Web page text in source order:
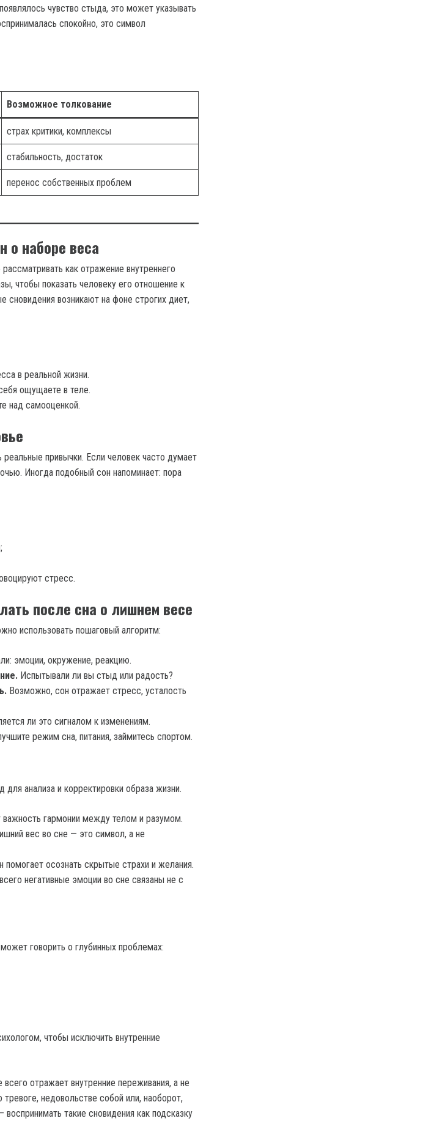
чувство стыда, это может указывать
спокойно, это символ
Возможное толкование
страх критики, комплексы
стабильность, достаток
перенос собственных проблем
о наборе веса
как отражение внутреннего
чтобы показать человеку его отношение к
сновидения возникают на фоне строгих диет,
в реальной жизни.
ощущаете в теле.
над самооценкой.
привычки. Если человек часто думает
Иногда подобный сон напоминает: пора
стресс.
после сна о лишнем весе
использовать пошаговый алгоритм:
эмоции, окружение, реакцию.
Испытывали ли вы стыд или радость?
Возможно, сон отражает стресс, усталость
ли это сигналом к изменениям.
режим сна, питания, займитесь спортом.
анализа и корректировки образа жизни.
важность гармонии между телом и разумом.
вес во сне — это символ, а не
помогает осознать скрытые страхи и желания.
негативные эмоции во сне связаны не с
говорить о глубинных проблемах:
чтобы исключить внутренние
отражает внутренние переживания, а не
недовольстве собой или, наоборот,
такие сновидения как подсказку